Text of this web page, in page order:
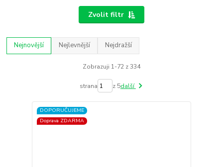
Zvolit filtr
Nejnovější Nejlevnější Nejdražší
Zobrazuji 1-72 z 334
strana z 5další
DOPORUČUJEME
Doprava ZDARMA